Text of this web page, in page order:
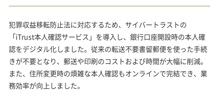
犯罪収益移転防止法に対応するため、サイバートラストの
「iTrust本人確認サービス」を導入し、銀行口座開設時の本人確
認をデジタル化しました。従来の転送不要書留郵便を使った手続
きが不要となり、郵送や印刷のコストおよび時間が大幅に削減。
また、住所変更時の煩雑な本人確認もオンラインで完結でき、業
務効率が向上しました。